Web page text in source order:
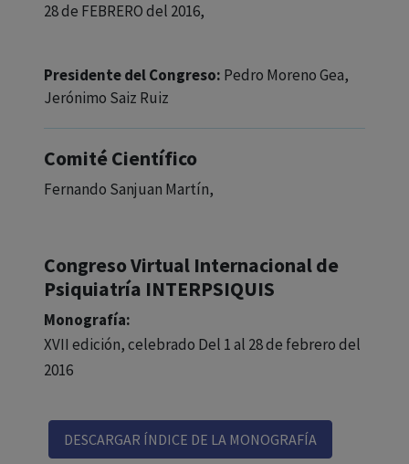
28 de FEBRERO del 2016,
Presidente del Congreso: Pedro Moreno Gea,
Jerónimo Saiz Ruiz
Comité Científico
Fernando Sanjuan Martín,
Congreso Virtual Internacional de
Psiquiatría INTERPSIQUIS
Monografía:
XVII edición, celebrado Del 1 al 28 de febrero del
2016
DESCARGAR ÍNDICE DE LA MONOGRAFÍA